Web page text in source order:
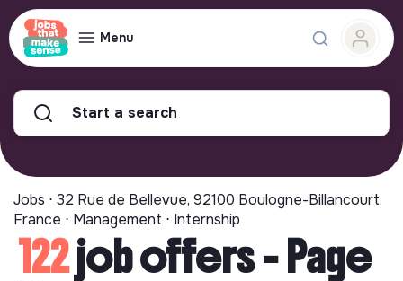
Menu
Start a search
Jobs ⋅ 32 Rue de Bellevue, 92100 Boulogne-Billancourt,
France ⋅ Management ⋅ Internship
122job offers - Page